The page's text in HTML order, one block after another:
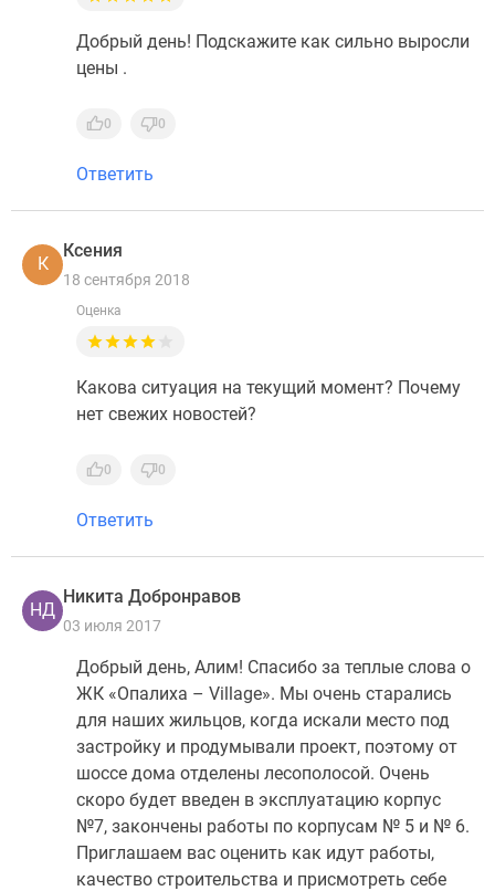
Добрый день! Подскажите как сильно выросли
цены .
0 0
Ответить
К
Ксения
18 сентября 2018
Оценка
Какова ситуация на текущий момент? Почему
нет свежих новостей?
0 0
Ответить
НД
Никита Добронравов
03 июля 2017
Добрый день, Алим! Спасибо за теплые слова о
ЖК «Опалиха – Villаge». Мы очень старались
для наших жильцов, когда искали место под
застройку и продумывали проект, поэтому от
шоссе дома отделены лесополосой. Очень
скоро будет введен в эксплуатацию корпус
№7, закончены работы по корпусам № 5 и № 6.
Приглашаем вас оценить как идут работы,
качество строительства и присмотреть себе